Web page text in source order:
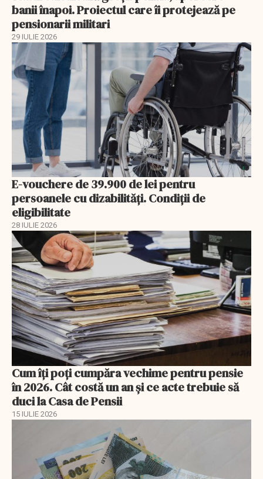
banii înapoi. Proiectul care îi protejează pe
pensionarii militari
29 IULIE 2026
E-vouchere de 39.900 de lei pentru
persoanele cu dizabilități. Condiții de
eligibilitate
28 IULIE 2026
Cum îți poți cumpăra vechime pentru pensie
în 2026. Cât costă un an și ce acte trebuie să
duci la Casa de Pensii
15 IULIE 2026